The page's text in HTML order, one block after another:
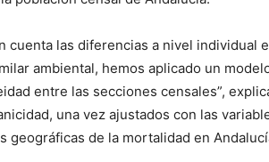
cuenta las diferencias a nivel individual
ambiental, hemos aplicado un
entre las secciones censales”,
una vez ajustados con las
geográficas de la mortalidad en